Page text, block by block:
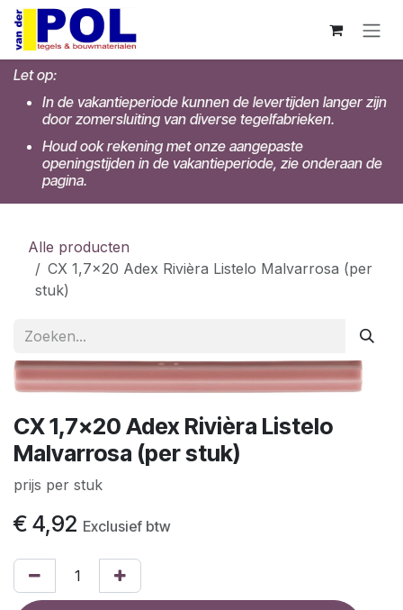
Overslaan naar inhoud
Let op:
In de vakantieperiode kunnen de levertijden langer zijn
door zomersluiting van diverse tegelfabrieken.
Houd ook rekening met onze aangepaste
openingstijden in de vakantieperiode, zie onderaan de
pagina.
Alle producten
CX 1,7x20 Adex Rivièra Listelo Malvarrosa (per
stuk)
CX 1,7x20 Adex Rivièra Listelo
Malvarrosa (per stuk)
prijs per stuk
€ 4,92 Exclusief btw